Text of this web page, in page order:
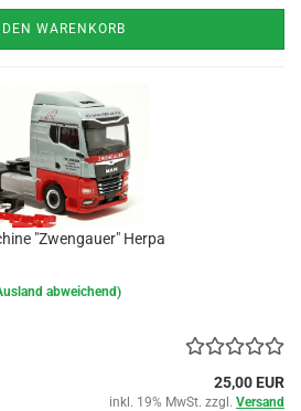
DEN WARENKORB
"Zwengauer" Herpa
abweichend)
25,00 EUR
inkl. 19% MwSt. zzgl. Versand